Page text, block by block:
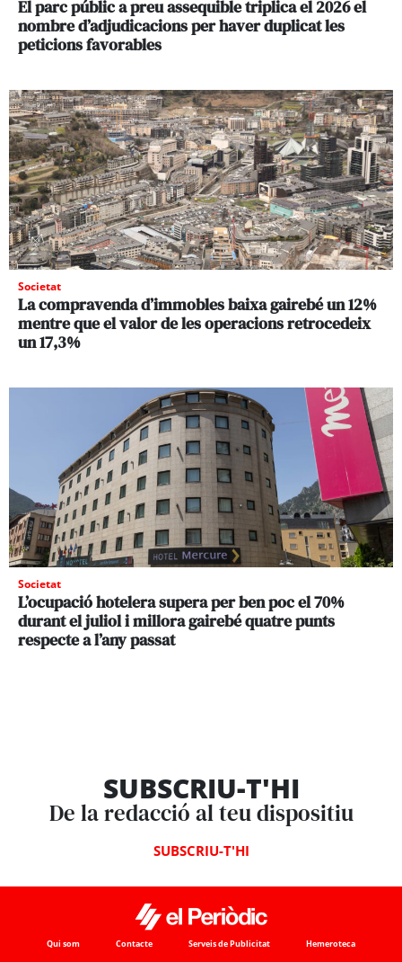
El parc públic a preu assequible triplica el 2026 el
nombre d’adjudicacions per haver duplicat les
peticions favorables
Societat
La compravenda d’immobles baixa gairebé un 12%
mentre que el valor de les operacions retrocedeix
un 17,3%
Societat
L’ocupació hotelera supera per ben poc el 70%
durant el juliol i millora gairebé quatre punts
respecte a l’any passat
SUBSCRIU-T'HI
De la redacció al teu dispositiu
SUBSCRIU-T'HI
Qui som Contacte Serveis de Publicitat Hemeroteca